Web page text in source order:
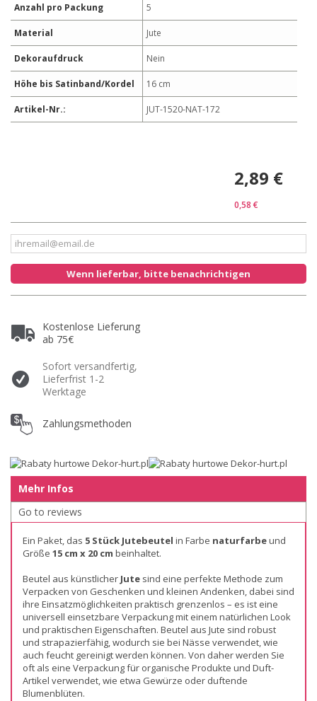
Anzahl pro Packung 5
Material Jute
Dekoraufdruck Nein
Höhe bis Satinband/Kordel 16 cm
Artikel-Nr.: JUT-1520-NAT-172
2,89 €
0,58 €
Wenn lieferbar, bitte benachrichtigen
Kostenlose Lieferung
ab 75€
Sofort versandfertig,
Lieferfrist 1-2
Werktage
Zahlungsmethoden
Mehr Infos
Go to reviews
Ein Paket, das 5 Stück Jutebeutel in Farbe naturfarbeund
Größe 15 cm x 20 cm beinhaltet.
Beutel aus künstlicher Jute sind eine perfekte Methode zum
Verpacken von Geschenken und kleinen Andenken, dabei sind
ihre Einsatzmöglichkeiten praktisch grenzenlos – es ist eine
universell einsetzbare Verpackung mit einem natürlichen Look
und praktischen Eigenschaften. Beutel aus Jute sind robust
und strapazierfähig, wodurch sie bei Nässe verwendet, wie
auch feucht gereinigt werden können. Von daher werden Sie
oft als eine Verpackung für organische Produkte und Duft-
Artikel verwendet, wie etwa Gewürze oder duftende
Blumenblüten.